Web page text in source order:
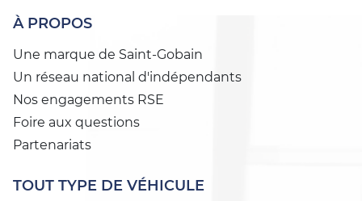
À PROPOS
Une marque de Saint-Gobain
Un réseau national d'indépendants
Nos engagements RSE
Foire aux questions
Partenariats
TOUT TYPE DE VÉHICULE